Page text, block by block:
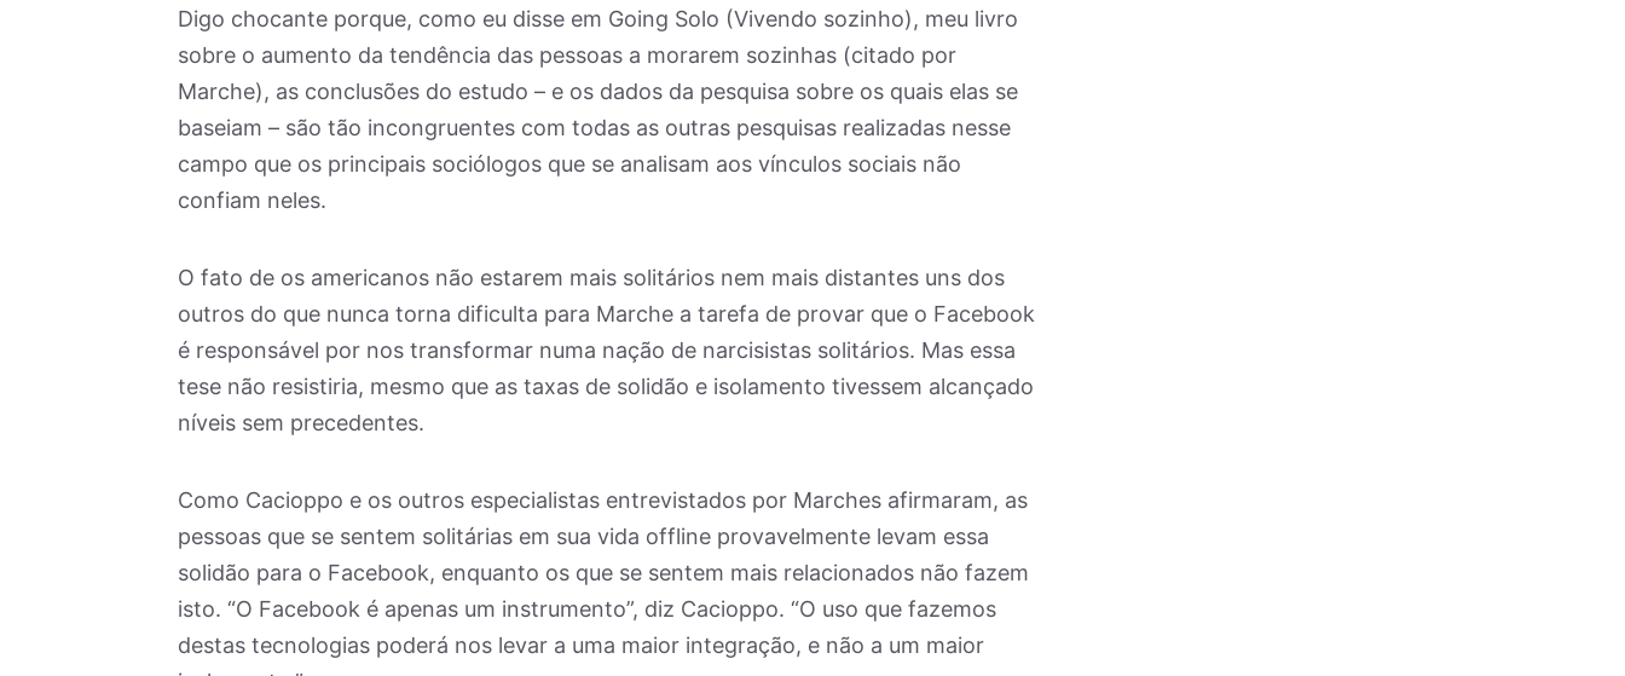
Digo chocante porque, como eu disse em Going Solo (Vivendo sozinho), meu livro
sobre o aumento da tendência das pessoas a morarem sozinhas (citado por
Marche), as conclusões do estudo – e os dados da pesquisa sobre os quais elas se
baseiam – são tão incongruentes com todas as outras pesquisas realizadas nesse
campo que os principais sociólogos que se analisam aos vínculos sociais não
confiam neles.
O fato de os americanos não estarem mais solitários nem mais distantes uns dos
outros do que nunca torna dificulta para Marche a tarefa de provar que o Facebook
é responsável por nos transformar numa nação de narcisistas solitários. Mas essa
tese não resistiria, mesmo que as taxas de solidão e isolamento tivessem alcançado
níveis sem precedentes.
Como Cacioppo e os outros especialistas entrevistados por Marches afirmaram, as
pessoas que se sentem solitárias em sua vida offline provavelmente levam essa
solidão para o Facebook, enquanto os que se sentem mais relacionados não fazem
isto. “O Facebook é apenas um instrumento”, diz Cacioppo. “O uso que fazemos
destas tecnologias poderá nos levar a uma maior integração, e não a um maior